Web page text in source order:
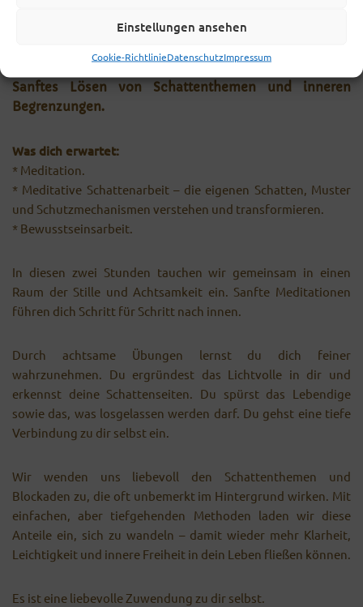
Einstellungen ansehen
Cookie-RichtlinieDatenschutzImpressum
Sanftes Lösen von Schattenthemen und inneren
Begrenzungen.
Was dich erwartet:
* Meditation.
* Meditative Schattenarbeit – die eigenen Schatten, Muster
und Schutzmechanismen verstehen und transformieren.
* Bewusstseinsarbeit.
In diesen zwei Stunden tauchen wir gemeinsam in einen
Raum der Stille und Achtsamkeit ein. Sanfte Meditationen
führen dich Schritt für Schritt nach innen.
Durch achtsame Übungen lernst du dich feiner
wahrzunehmen. Du ergründest das Lichtvolle in dir und
erkennst deine Schattenseiten. Du spürst das Lebendige
sowie das, was losgelassen werden darf. Du gehst eine tiefe
Verbindung zu dir selbst ein.
Wir wenden uns liebevoll den Schattenthemen und
Blockaden zu, die oft unbemerkt im Hintergrund wirken. Mit
einfachen, aber tiefgehenden Methoden laden wir diese
Anteile ein, sich zu wandeln – damit wieder mehr Klarheit,
Leichtigkeit und innere Freiheit in dein Leben fließen können.
Es ist eine liebevolle Zuwendung zu dir selbst.